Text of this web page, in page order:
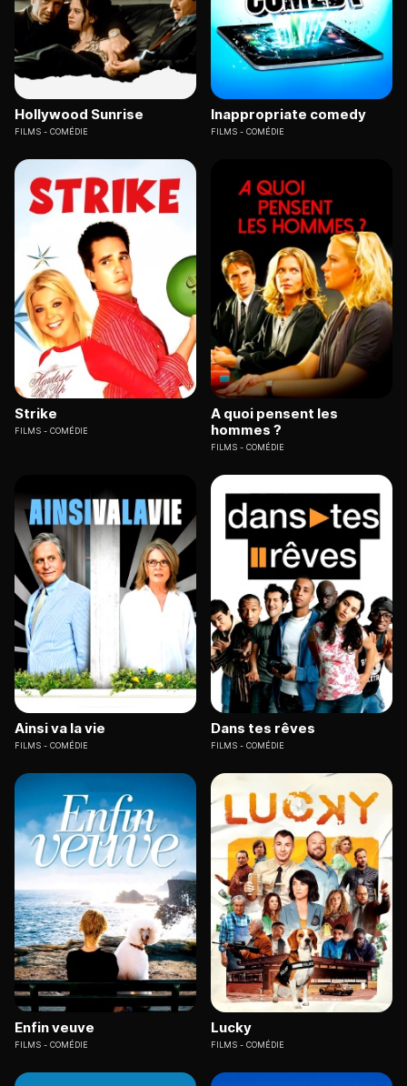
Hollywood Sunrise
FILMS COMÉDIE
Inappropriate comedy
FILMS COMÉDIE
Strike
FILMS COMÉDIE
A quoi pensent les
hommes ?
FILMS COMÉDIE
Ainsi va la vie
FILMS COMÉDIE
Dans tes rêves
FILMS COMÉDIE
Enfin veuve
FILMS COMÉDIE
Lucky
FILMS COMÉDIE